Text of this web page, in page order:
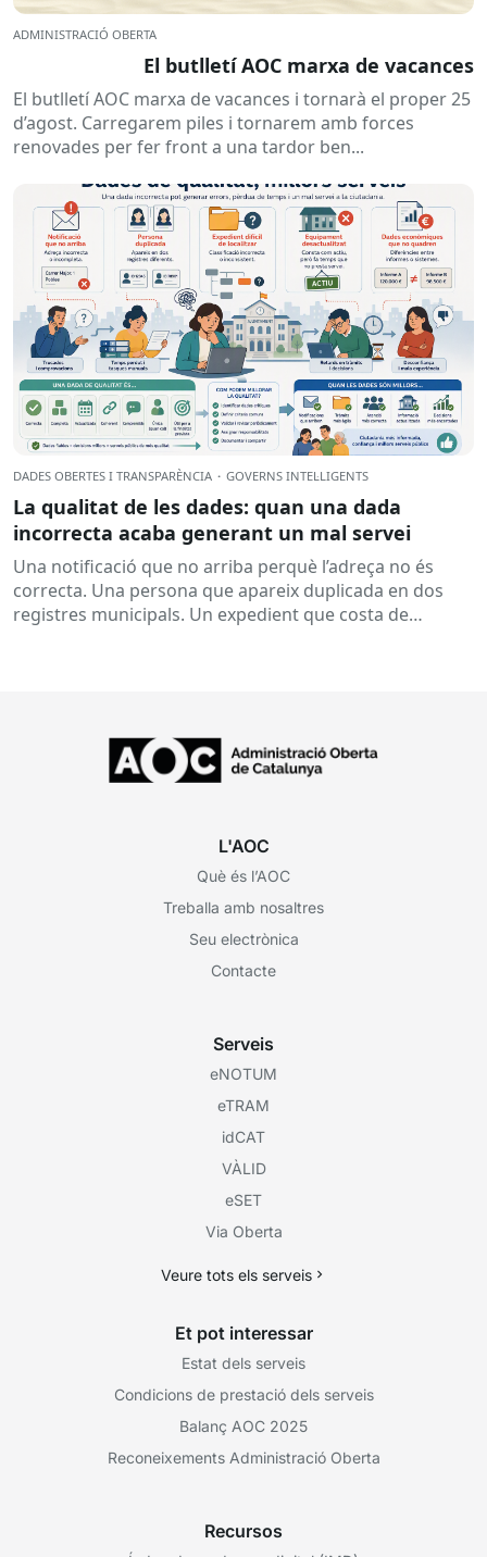
ADMINISTRACIÓ OBERTA
El butlletí AOC marxa de vacances
El butlletí AOC marxa de vacances i tornarà el proper 25
d’agost. Carregarem piles i tornarem amb forces
renovades per fer front a una tardor ben...
DADES OBERTES I TRANSPARÈNCIA · GOVERNS INTEL·LIGENTS
La qualitat de les dades: quan una dada
incorrecta acaba generant un mal servei
Una notificació que no arriba perquè l’adreça no és
correcta. Una persona que apareix duplicada en dos
registres municipals. Un expedient que costa de
L'AOC
Què és l’AOC
Treballa amb nosaltres
Seu electrònica
Contacte
Serveis
eNOTUM
eTRAM
idCAT
VÀLID
eSET
Via Oberta
Veure tots els serveis
Et pot interessar
Estat dels serveis
Condicions de prestació dels serveis
Balanç AOC 2025
Reconeixements Administració Oberta
Recursos